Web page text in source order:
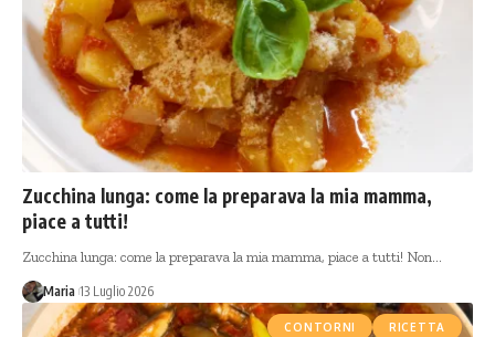
Zucchina lunga: come la preparava la mia mamma,
piace a tutti!
Zucchina lunga: come la preparava la mia mamma, piace a tutti! Non…
Maria 13 Luglio 2026
CONTORNI
RICETTA